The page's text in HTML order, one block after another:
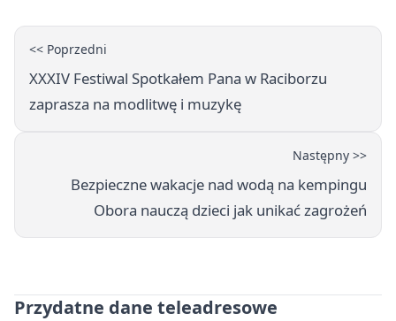
<< Poprzedni
XXXIV Festiwal Spotkałem Pana w Raciborzu
zaprasza na modlitwę i muzykę
Następny >>
Bezpieczne wakacje nad wodą na kempingu
Obora nauczą dzieci jak unikać zagrożeń
Przydatne dane teleadresowe